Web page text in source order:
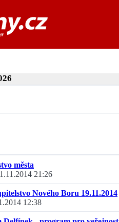
města
21:26
Nového Boru 19.11.2014
12:38